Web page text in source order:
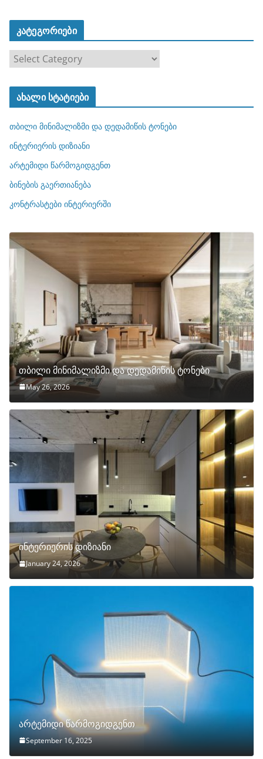
კატეგორიები
ა
ტ
ო
რ
ბ
ი
ახალი სტატიები
თბილი მინიმალიზმი და დედამიწის ტონები
ინტერიერის დიზიანი
არტემიდი წარმოგიდგენთ
ბინების გაერთიანება
კონტრასტები ინტერიერში
თბილი მინიმალიზმი და დედამიწის ტონები
May 26, 2026
ინტერიერის დიზიანი
January 24, 2026
არტემიდი წარმოგიდგენთ
September 16, 2025